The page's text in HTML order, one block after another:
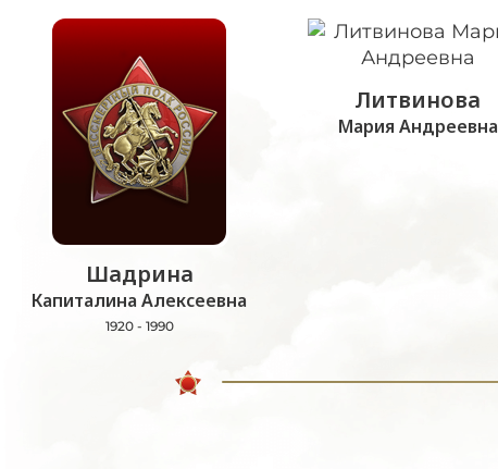
Шадрина
Капиталина Алексеевна
1920 - 1990
Литвинова
Мария Андреевна